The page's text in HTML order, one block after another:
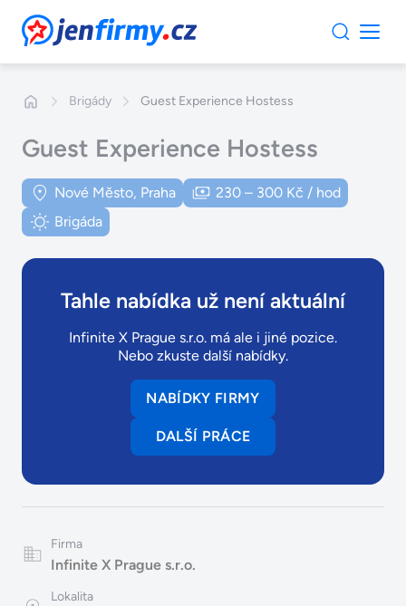
JenFirmy.cz
Brigády Guest Experience Hostess
Guest Experience Hostess
Nové Město, Praha
230 – 300 Kč / hod
Brigáda
Tahle nabídka už není aktuální
Infinite X Prague s.r.o. má ale i jiné pozice.
Nebo zkuste další nabídky.
NABÍDKY FIRMY
DALŠÍ PRÁCE
Firma
Infinite X Prague s.r.o.
Lokalita